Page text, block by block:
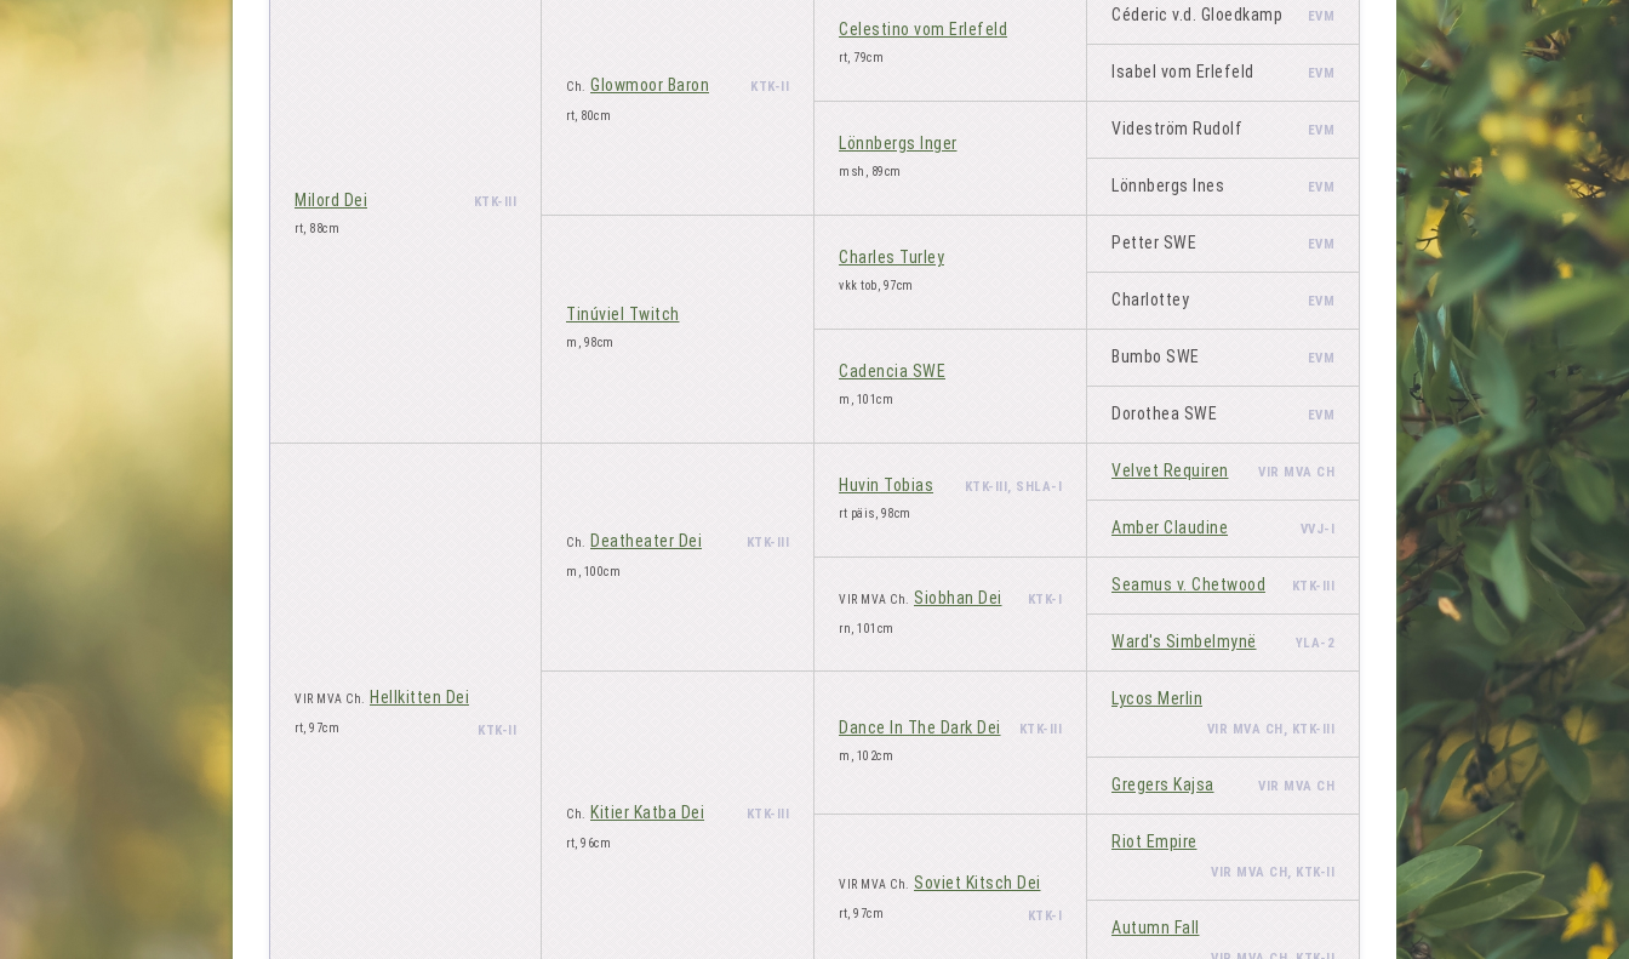
Milord Dei KTK-III
rt, 88cm
Ch. Glowmoor Baron KTK-II
rt, 80cm
Celestino vom Erlefeld
rt, 79cm
Céderic v.d. Gloedkamp EVM
Isabel vom Erlefeld EVM
Lönnbergs Inger
msh, 89cm
Videström Rudolf EVM
Lönnbergs Ines EVM
Tinúviel Twitch
m, 98cm
Charles Turley
vkk tob, 97cm
Petter SWE EVM
Charlottey EVM
Cadencia SWE
m, 101cm
Bumbo SWE EVM
Dorothea SWE EVM
VIR MVA Ch. Hellkitten Dei
KTK-II
rt, 97cm
Ch. Deatheater Dei KTK-III
m, 100cm
Huvin Tobias KTK-III, SHLA-I
rt päis, 98cm
Velvet Requiren VIR MVA CH
Amber Claudine VVJ-I
VIR MVA Ch. Siobhan Dei KTK-I
rn, 101cm
Seamus v. Chetwood KTK-III
Ward's Simbelmynë YLA-2
Ch. Kitier Katba Dei KTK-III
rt, 96cm
Dance In The Dark Dei KTK-III
m, 102cm
Lycos Merlin
VIR MVA CH, KTK-III
Gregers Kajsa VIR MVA CH
VIR MVA Ch. Soviet Kitsch Dei
KTK-I
rt, 97cm
Riot Empire
VIR MVA CH, KTK-II
Autumn Fall